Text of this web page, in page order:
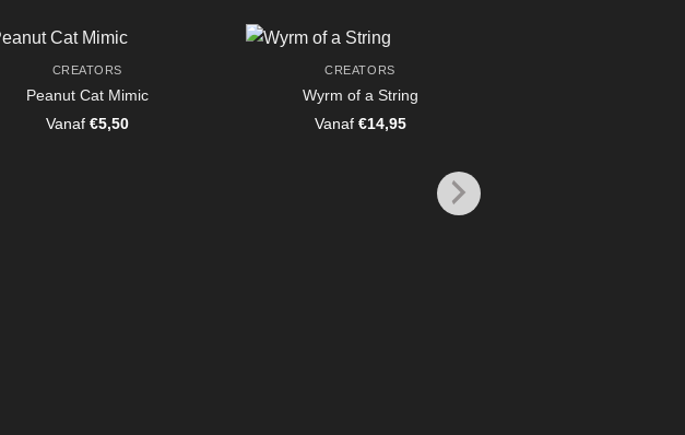
CREATORS
Peanut Cat Mimic
Vanaf €5,50
CREATORS
Wyrm of a String
Vanaf €14,95